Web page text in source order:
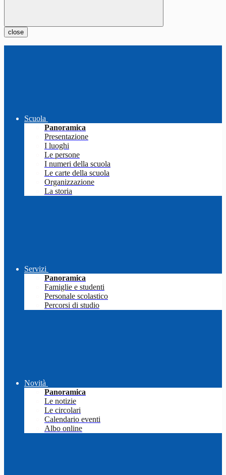
close
Scuola
Panoramica
Presentazione
I luoghi
Le persone
I numeri della scuola
Le carte della scuola
Organizzazione
La storia
Servizi
Panoramica
Famiglie e studenti
Personale scolastico
Percorsi di studio
Novità
Panoramica
Le notizie
Le circolari
Calendario eventi
Albo online